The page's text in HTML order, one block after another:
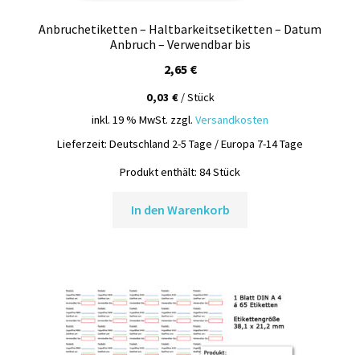
Widerrufsbelehrung / Muster-Widerrufsformular
Anbruchetiketten – Haltbarkeitsetiketten – Datum
Anbruch – Verwendbar bis
2,65 €
0,03 €/Stück
inkl. 19 % MwSt. zzgl. Versandkosten
Lieferzeit: Deutschland 2-5 Tage / Europa 7-14 Tage
Produkt enthält: 84Stück
In den Warenkorb